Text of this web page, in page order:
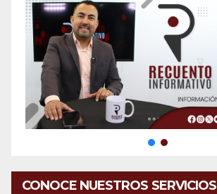
CONOCE NUESTROS SERVICIOS